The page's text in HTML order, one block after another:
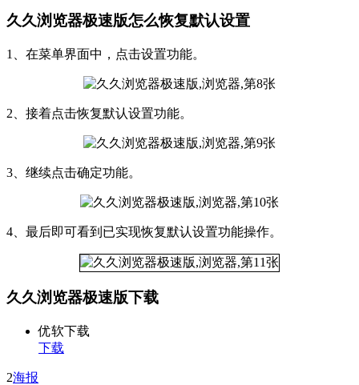
久久浏览器极速版怎么恢复默认设置
1、在菜单界面中，点击设置功能。
2、接着点击恢复默认设置功能。
3、继续点击确定功能。
4、最后即可看到已实现恢复默认设置功能操作。
久久浏览器极速版下载
优软下载
下载
2海报